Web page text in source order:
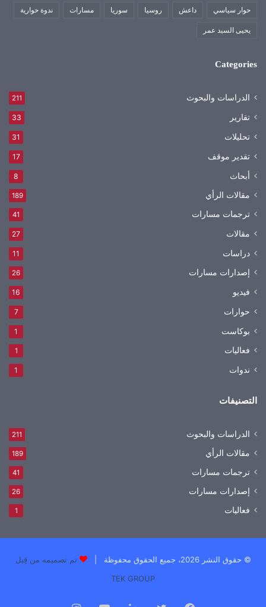
حوار سياسي داعش روسيا سوريا مسارات ندوة حوارية
يحيى السيد عمر
Categories
الدراسات والبحوث 211
تقارير 33
تحليلات 31
تقدير موقف 17
أبحاث 8
مقالات الرأي 189
ترجمات مسارات 41
مقالات 27
دراسات 11
إصدارات مسارات 26
فيديو 16
حوارات 7
بوكاست 1
فعاليات 1
ندوات 1
التصنيفات
الدراسات والبحوث 211
مقالات الرأي 189
ترجمات مسارات 41
إصدارات مسارات 26
فعاليات 1
© حقوق النشر 2026، جميع الحقوق محفوظة |
تم تصميمه من قِبل
TEK GROUP